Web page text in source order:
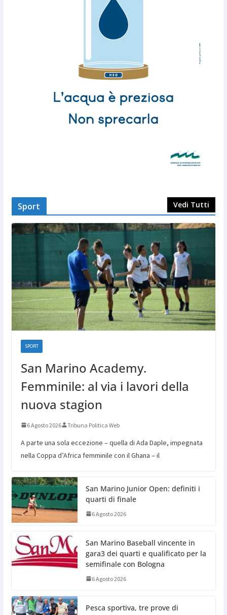
Sport Vedi Tutti
SPORT
San Marino Academy.
Femminile: al via i lavori della
nuova stagion
6 Agosto 2026 Tribuna Politica Web
A parte una sola eccezione – quella di Ada Daple, impegnata
nella Coppa d’Africa femminile con il Ghana – il
San Marino Junior Open: definiti i
quarti di finale
6 Agosto 2026
San Marino Baseball vincente in
gara3 dei quarti e qualificato per la
semifinale con Bologna
6 Agosto 2026
Pesca sportiva, tre prove di